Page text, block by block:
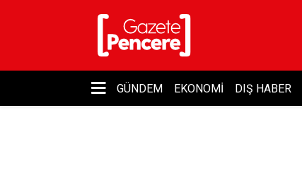
GÜNDEM EKONOMI DIŞ HABER